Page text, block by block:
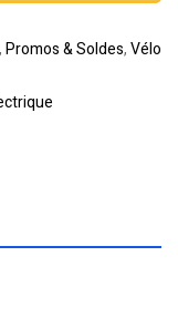
,Promos & Soldes,Vélo